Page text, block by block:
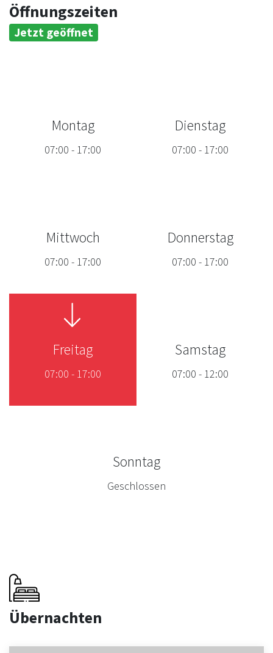
Öffnungszeiten
Jetzt geöffnet
Montag
07:00 - 17:00
Dienstag
07:00 - 17:00
Mittwoch
07:00 - 17:00
Donnerstag
07:00 - 17:00
Freitag
07:00 - 17:00
Samstag
07:00 - 12:00
Sonntag
Geschlossen
Übernachten